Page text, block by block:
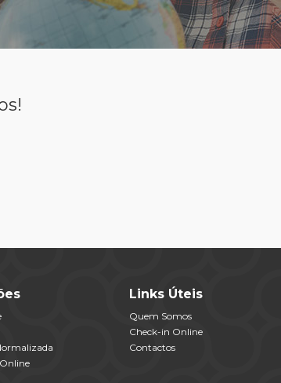
Links Úteis
Quem Somos
Check-in Online
Contactos